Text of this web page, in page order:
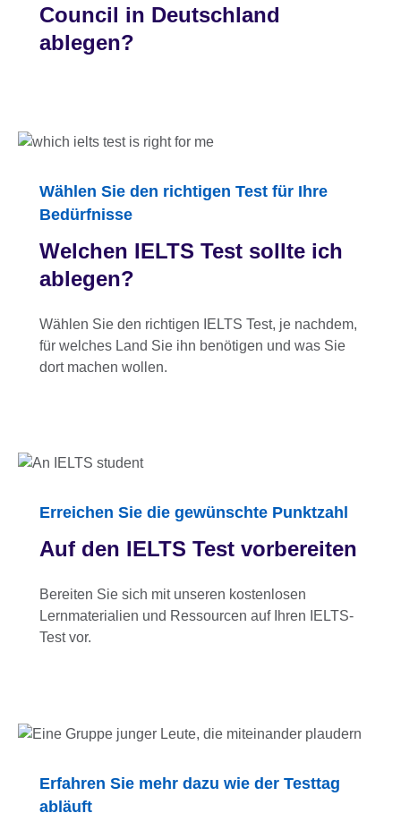
Council in Deutschland
ablegen?
Wählen Sie den richtigen Test für Ihre
Bedürfnisse
Welchen IELTS Test sollte ich
ablegen?
Wählen Sie den richtigen IELTS Test, je nachdem,
für welches Land Sie ihn benötigen und was Sie
dort machen wollen.
Erreichen Sie die gewünschte Punktzahl
Auf den IELTS Test vorbereiten
Bereiten Sie sich mit unseren kostenlosen
Lernmaterialien und Ressourcen auf Ihren IELTS-
Test vor.
Erfahren Sie mehr dazu wie der Testtag
abläuft